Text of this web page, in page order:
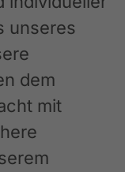
unseres
dem
mit